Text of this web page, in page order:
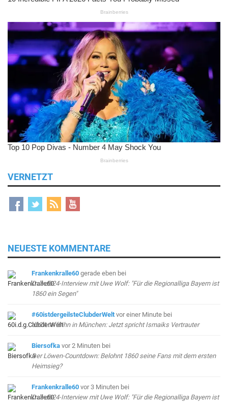
VERNETZT
NEUESTE KOMMENTARE
Frankenkralle60 gerade eben bei
Das db24-Interview mit Uwe Wolf: "Für die Regionalliga Bayern ist
1860 ein Segen"
#60istdergeilsteClubderWelt vor einer Minute bei
db24 trifft ihn in München: Jetzt spricht Ismaiks Vertrauter
Biersofka vor 2 Minuten bei
Der Löwen-Countdown: Belohnt 1860 seine Fans mit dem ersten
Heimsieg?
Frankenkralle60 vor 3 Minuten bei
Das db24-Interview mit Uwe Wolf: "Für die Regionalliga Bayern ist